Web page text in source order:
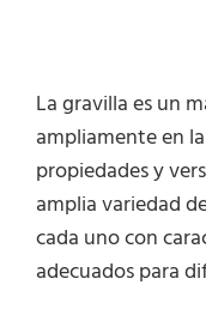
La gravilla es un
ampliamente en
propiedades y
amplia variedad
cada uno con
adecuados para